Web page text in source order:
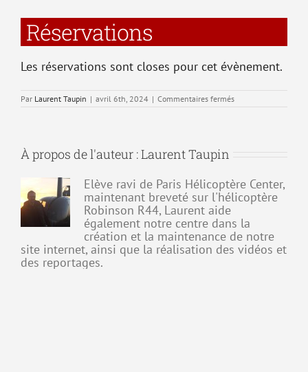
Réservations
Les réservations sont closes pour cet évènement.
Par Laurent Taupin | avril 6th, 2024 | Commentaires ferméssur
À propos de l'auteur :Laurent Taupin
Elève ravi de Paris Hélicoptère Center,
maintenant breveté sur l'hélicoptère
Robinson R44, Laurent aide
également notre centre dans la
création et la maintenance de notre
site internet, ainsi que la réalisation des vidéos et
des reportages.